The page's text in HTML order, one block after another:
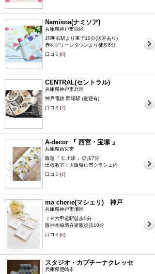
Namisoa(ナミソア)
兵庫県神戸市西区
JR明石駅より車で10分(送迎あり)
赤羽グリーンタウンより徒歩6分
口コミ(0)
CENTRAL(セントラル)
兵庫県神戸市北区
神戸電鉄 岡場駅 (送迎有)
口コミ(2)
A-decor 『 西宮・宝塚 』
兵庫県西宮市
阪急『 仁川駅 』徒歩7分
出張教室：大阪狭山市クラシエ内
口コミ(4)
ma cherie(マシェリ) 神戸
兵庫県神戸市灘区
ＪＲ六甲道駅徒歩5分
阪神本線新在家駅徒歩10分
口コミ(0)
スタジオ・カプチーナクレッセ
兵庫県尼崎市